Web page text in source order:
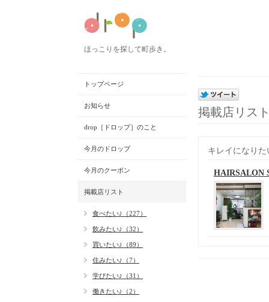
ほっこりを探して町歩き。
掲載店リス
キレイになりた
HAIRSALON
トップページ
お知らせ
drop［ドロップ］のこと
今月のドロップ
今月のクーポン
掲載店リスト
食べたい♪（227）
飲みたい♪（32）
買いたい♪（89）
住みたい♪（7）
学びたい♪（31）
働きたい♪（2）